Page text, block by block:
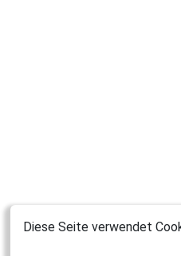
Diese Seite verwendet